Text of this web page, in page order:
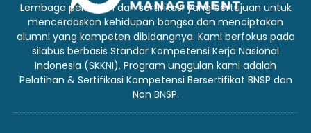
Lembaga pelatihan dan sertifikasi yang bertujuan untuk
mencerdaskan kehidupan bangsa dan menciptakan
alumni yang kompeten dibidangnya. Kami berfokus pada
silabus berbasis Standar Kompetensi Kerja Nasional
Indonesia (SKKNI). Program unggulan kami adalah
Pelatihan & Sertifikasi Kompetensi Bersertifikat BNSP dan
Non BNSP.